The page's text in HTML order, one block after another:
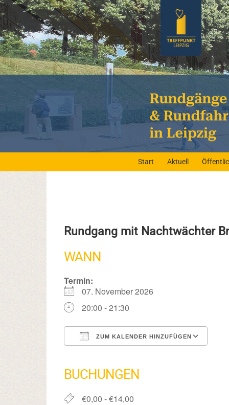
Start Aktuell
Rundgang mit Nachtwächter
WANN
Termin:
07. November 2026
20:00 - 21:30
ZUM KALENDER HINZUFÜGEN
BUCHUNGEN
€0,00 - €14,00